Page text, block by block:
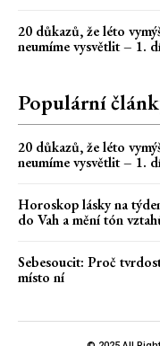
20 důkazů, že léto
neumíme vysvětlit – 1.
Populární
20 důkazů, že léto
neumíme vysvětlit – 1.
Horoskop lásky na
do Vah a mění tón
Sebesoucit: Proč
místo ní